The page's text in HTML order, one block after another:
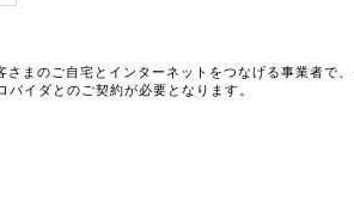
まのご自宅とインターネットをつなげる事業者で
イダとのご契約が必要となります。